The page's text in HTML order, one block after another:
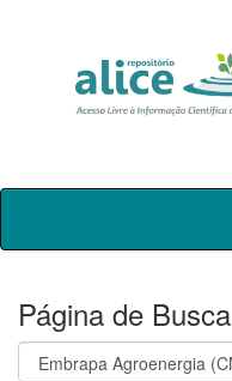
Skip
Página de Busca